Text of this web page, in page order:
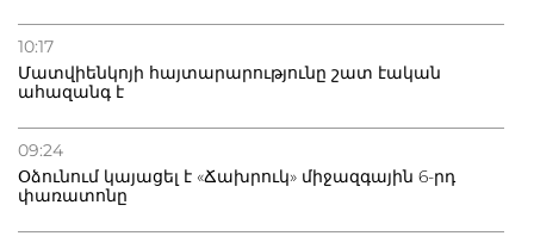
10:17
Մատվիենկոյի հայտարարությունը շատ էական
ահազանգ է
09:24
Օձունում կայացել է «Ճախրուկ» միջազգային 6-րդ
փառատոնը